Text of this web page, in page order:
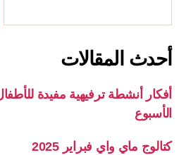
أحدث المقالات
أفكار أنشطة ترفيهية مفيدة
الأسبوع
كتالوج ماي واي فبراير 2025